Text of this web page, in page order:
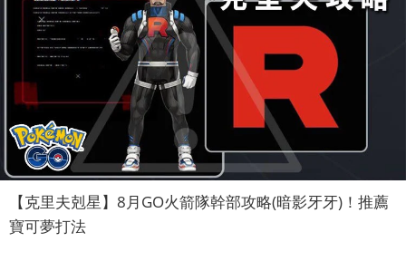
【克里夫剋星】8月GO火箭隊幹部攻略(暗影牙牙)！推薦
寶可夢打法